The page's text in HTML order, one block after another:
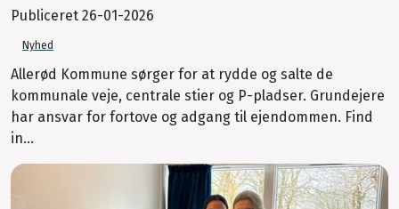
Publiceret 26-01-2026
Nyhed
Allerød Kommune sørger for at rydde og salte de
kommunale veje, centrale stier og P-pladser. Grundejere
har ansvar for fortove og adgang til ejendommen. Find
in...